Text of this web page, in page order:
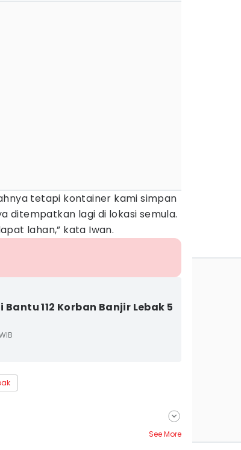
tetapi kontainer kami simpan
ditempatkan lagi di lokasi semula.
lahan,” kata Iwan.
Bantu 112 Korban Banjir Lebak 5
See More